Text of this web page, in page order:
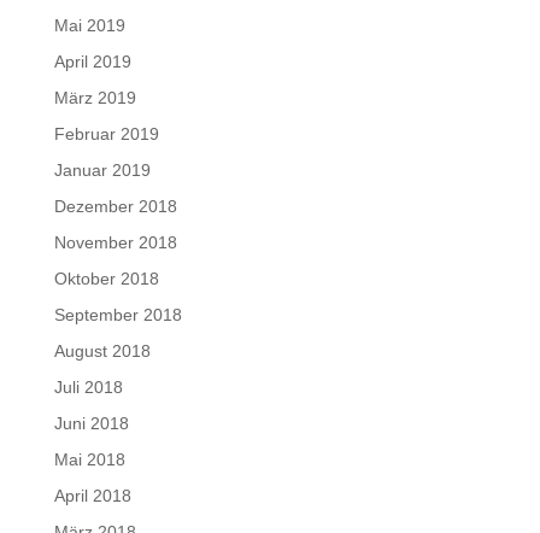
Mai 2019
April 2019
März 2019
Februar 2019
Januar 2019
Dezember 2018
November 2018
Oktober 2018
September 2018
August 2018
Juli 2018
Juni 2018
Mai 2018
April 2018